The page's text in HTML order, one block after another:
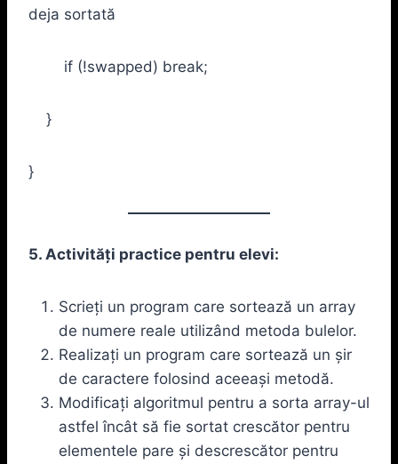
deja sortată
if (!swapped) break;
}
}
5. Activități practice pentru elevi:
Scrieți un program care sortează un array
de numere reale utilizând metoda bulelor.
Realizați un program care sortează un șir
de caractere folosind aceeași metodă.
Modificați algoritmul pentru a sorta array-ul
astfel încât să fie sortat crescător pentru
elementele pare și descrescător pentru